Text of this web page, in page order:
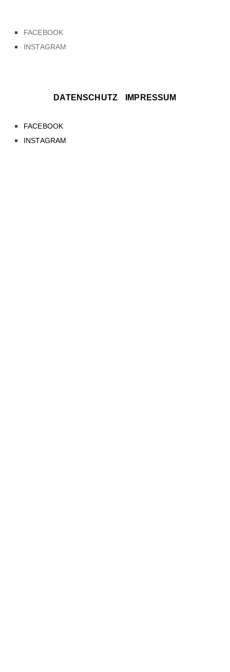
FACEBOOK
INSTAGRAM
DATENSCHUTZ IMPRESSUM
FACEBOOK
INSTAGRAM